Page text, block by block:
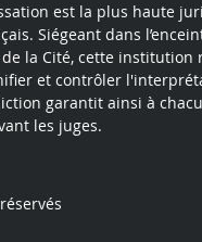
est la plus haute
Siégeant dans
la Cité, cette institution
et contrôler
garantit ainsi à
les juges.